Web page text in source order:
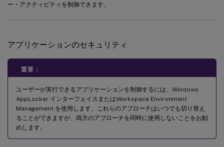
ー・アクティビティを制御できます。
アプリケーションのセキュリティ
重要：
ユーザーが実行できるアプリケーションを制御するには、Windows
AppLocker インターフェイスまたはWorkspace Environment
Management を使用します。これらのアプローチはいつでも切り替え
ることができますが、両方のアプローチを同時に使用しないことをお勧
めします。